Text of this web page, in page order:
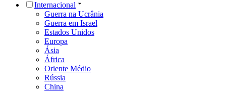
Internacional
Guerra na Ucrânia
Guerra em Israel
Estados Unidos
Europa
Ásia
África
Oriente Médio
Rússia
China